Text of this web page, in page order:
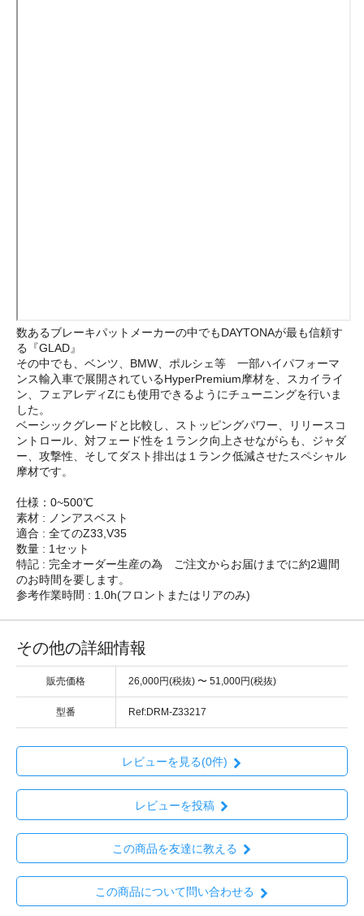
数あるブレーキパットメーカーの中でもDAYTONAが最も信頼す
る『GLAD』
その中でも、ベンツ、BMW、ポルシェ等 一部ハイパフォーマ
ンス輸入車で展開されているHyperPremium摩材を、スカイライ
ン、フェアレディZにも使用できるようにチューニングを行いま
した。
ベーシックグレードと比較し、ストッピングパワー、リリースコ
ントロール、対フェード性を１ランク向上させながらも、ジャダ
ー、攻撃性、そしてダスト排出は１ランク低減させたスペシャル
摩材です。
仕様：0~500℃
素材 : ノンアスベスト
適合 : 全てのZ33,V35
数量 : 1セット
特記 : 完全オーダー生産の為 ご注文からお届けまでに約2週間
のお時間を要します。
参考作業時間 : 1.0h(フロントまたはリアのみ)
その他の詳細情報
販売価格 26,000円(税抜) 〜 51,000円(税抜)
型番 Ref:DRM-Z33217
レビューを見る(0件)
レビューを投稿
この商品を友達に教える
この商品について問い合わせる